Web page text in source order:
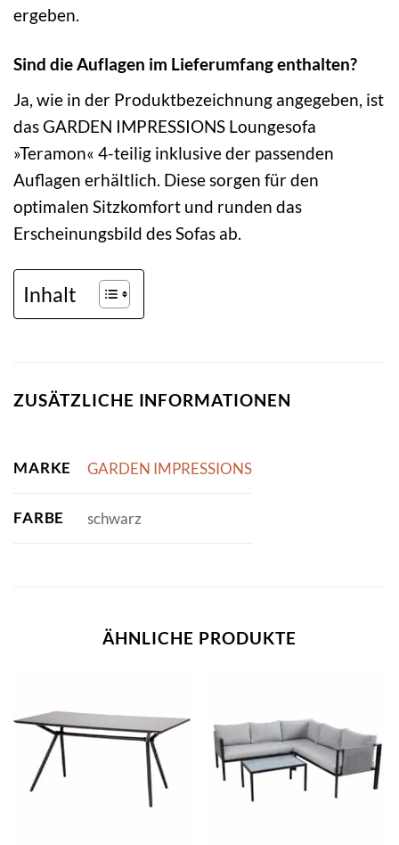
ergeben.
Sind die Auflagen im Lieferumfang enthalten?
Ja, wie in der Produktbezeichnung angegeben, ist
das GARDEN IMPRESSIONS Loungesofa
»Teramon« 4-teilig inklusive der passenden
Auflagen erhältlich. Diese sorgen für den
optimalen Sitzkomfort und runden das
Erscheinungsbild des Sofas ab.
Inhalt
ZUSÄTZLICHE INFORMATIONEN
MARKE GARDEN IMPRESSIONS
FARBE schwarz
ÄHNLICHE PRODUKTE